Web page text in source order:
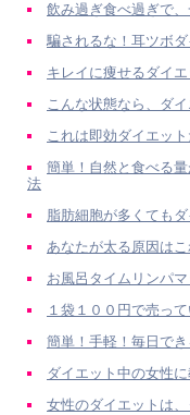
飲み過ぎ食べ過ぎで
騙されるな！耳ツボ
キレイに痩せるダイ
こんな状態なら、ダ
これは即効ダイエッ
簡単！自然と食べる
法
脂肪細胞が多くても
あなたが太る原因は
お風呂タイムリンパ
１袋１００円で売っ
簡単！手軽！毎日で
ダイエット中の女性
女性のダイエットは